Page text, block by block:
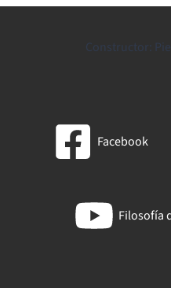
Constructor:
Facebook
Filosofía